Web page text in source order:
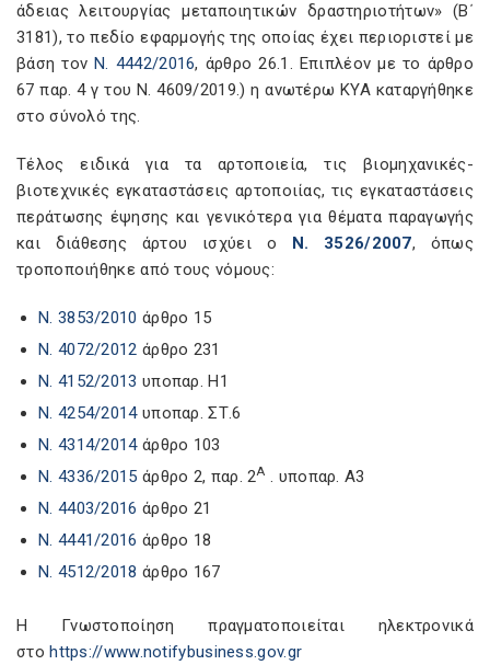
άδειας λειτουργίας μεταποιητικών δραστηριοτήτων» (Β΄
3181), το πεδίο εφαρμογής της οποίας έχει περιοριστεί με
βάση τονΝ. 4442/2016, άρθρο 26.1. Επιπλέον με το άρθρο
67 παρ. 4 γ του Ν. 4609/2019.) η ανωτέρω ΚΥΑ καταργήθηκε
στο σύνολό της.
Τέλος ειδικά για τα αρτοποιεία, τις βιομηχανικές-
βιοτεχνικές εγκαταστάσεις αρτοποιίας, τις εγκαταστάσεις
περάτωσης έψησης και γενικότερα για θέματα παραγωγής
και διάθεσης άρτου ισχύει ο Ν. 3526/2007, όπως
τροποποιήθηκε από τους νόμους:
Ν. 3853/2010 άρθρο 15
Ν. 4072/2012 άρθρο 231
Ν. 4152/2013 υποπαρ. Η1
Ν. 4254/2014υποπαρ. ΣΤ.6
Ν. 4314/2014άρθρο 103
N. 4336/2015 άρθρο 2, παρ. 2Α . υποπαρ. Α3
Ν. 4403/2016 άρθρο 21
Ν. 4441/2016 άρθρο 18
Ν. 4512/2018 άρθρο 167
Η Γνωστοποίηση πραγματοποιείται ηλεκτρονικά
στοhttps://www.notifybusiness.gov.gr